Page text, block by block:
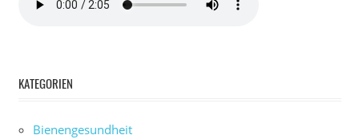
KATEGORIEN
Bienengesundheit